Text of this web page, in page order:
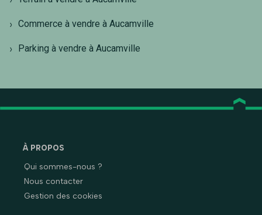
Commerce à vendre à Aucamville
Parking à vendre à Aucamville
À PROPOS
Qui sommes-nous ?
Nous contacter
Gestion des cookies